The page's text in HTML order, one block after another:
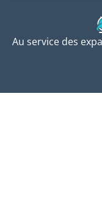
Au service des